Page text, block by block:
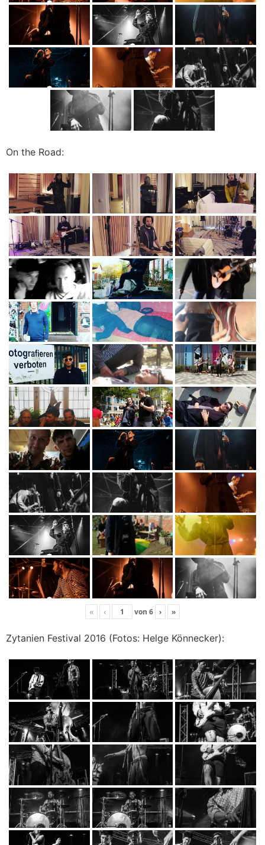
On the Road:
« ‹ von 6 › »
Zytanien Festival 2016 (Fotos: Helge Könnecker):